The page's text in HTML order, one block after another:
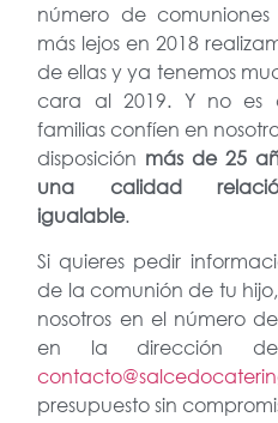
número de
más lejos en 2018
de ellas y ya tenemos
cara al 2019. Y no es
familias confíen en
disposición más de 25
una calidad
igualable.
Si quieres pedir
de la comunión de tu
nosotros en el número
en la dirección de
presupuesto sin